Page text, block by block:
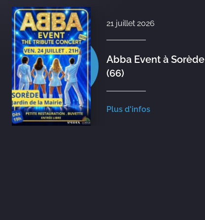
21 juillet 2026
Abba Event à Sorède
(66)
Plus d'infos